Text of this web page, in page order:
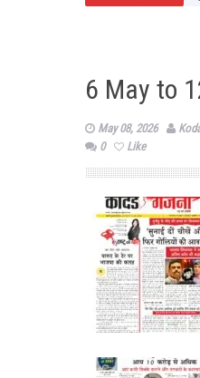
6 May to
May 08, 2026
0
Like